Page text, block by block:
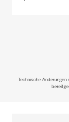
Technische